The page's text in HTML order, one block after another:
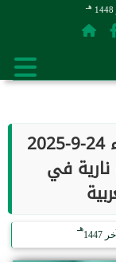
هـ
بث مباشر مباريات اليوم الأربعاء 24-9-2025
في
هـ